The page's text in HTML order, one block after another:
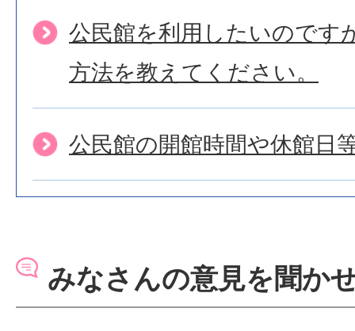
公民館を利用したいのです
方法を教えてください。
公民館の開館時間や休館日
みなさんの意見を聞か